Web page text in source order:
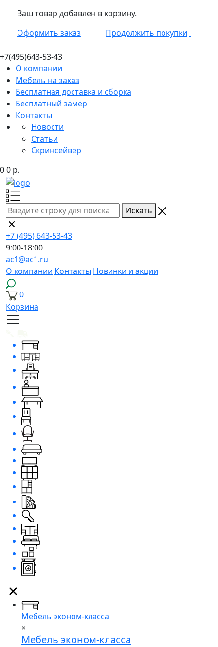
Ваш товар добавлен в корзину.
Оформить заказ
Продолжить покупки
+7(495)643-53-43
О компании
Мебель на заказ
Бесплатная доставка и сборка
Бесплатный замер
Контакты
Новости
Статьи
Скринсейвер
00 р.
Искать
+7 (495) 643-53-43
9:00-18:00
ac1@ac1.ru
О компании Контакты Новинки и акции
0
Корзина
Мебель эконом-класса
×
Мебель эконом-класса